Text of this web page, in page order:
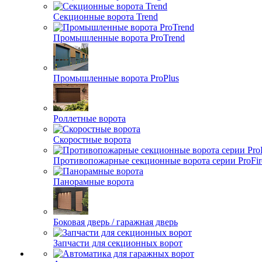
Секционные ворота Trend
Промышленные ворота ProTrend
Промышленные ворота ProPlus
Роллетные ворота
Скоростные ворота
Противопожарные секционные ворота серии
Панорамные ворота
Боковая дверь / гаражная дверь
Запчасти для секционных ворот